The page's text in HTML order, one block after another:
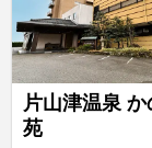
片山津温泉
苑